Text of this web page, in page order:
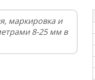
маркировка и
8-25 мм в